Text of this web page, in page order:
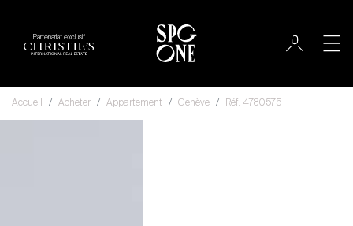
Partenariat exclusif
Accueil Acheter Appartement Genève Réf. 4780575